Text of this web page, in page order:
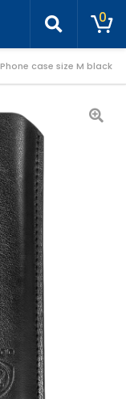
0
case size M black